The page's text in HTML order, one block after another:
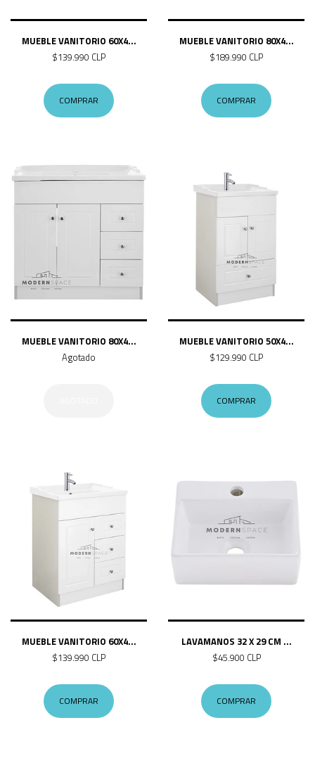
MUEBLE VANITORIO 60X4...
$139.990 CLP
COMPRAR
MUEBLE VANITORIO 80X4...
$189.990 CLP
COMPRAR
MUEBLE VANITORIO 80X4...
Agotado
MUEBLE VANITORIO 50X4...
$129.990 CLP
COMPRAR
MUEBLE VANITORIO 60X4...
$139.990 CLP
COMPRAR
LAVAMANOS 32 X 29 CM ...
$45.900 CLP
COMPRAR